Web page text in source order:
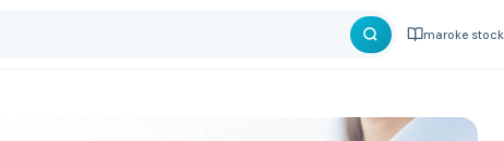
maroke stock